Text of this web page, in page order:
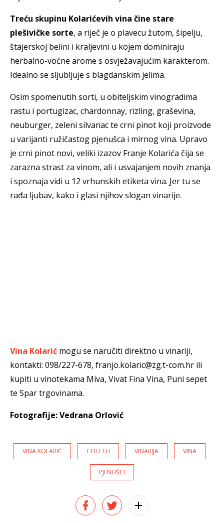
Treću skupinu Kolarićevih vina čine stare
plešivičke sorte, a riječ je o plavecu žutom, šipelju,
štajerskoj belini i kraljevini u kojem dominiraju
herbalno-voćne arome s osvježavajućim karakterom.
Idealno se sljubljuje s blagdanskim jelima.
Osim spomenutih sorti, u obiteljskim vinogradima
rastu i portugizac, chardonnay, rizling, graševina,
neuburger, zeleni silvanac te crni pinot koji proizvode
u varijanti ružičastog pjenušca i mirnog vina. Upravo
je crni pinot novi, veliki izazov Franje Kolarića čija se
zarazna strast za vinom, ali i usvajanjem novih znanja
i spoznaja vidi u 12 vrhunskih etiketa vina. Jer tu se
rađa ljubav, kako i glasi njihov slogan vinarije.
Vina Kolarić mogu se naručiti direktno u vinariji,
kontakti: 098/227-678, franjo.kolaric@zg.t-com.hr ili
kupiti u vinotekama Miva, Vivat Fina Vina, Puni sepet
te Spar trgovinama.
Fotografije: Vedrana Orlović
VINA KOLARIĆ COLETTI VINARIJA VINA
PJENUŠCI